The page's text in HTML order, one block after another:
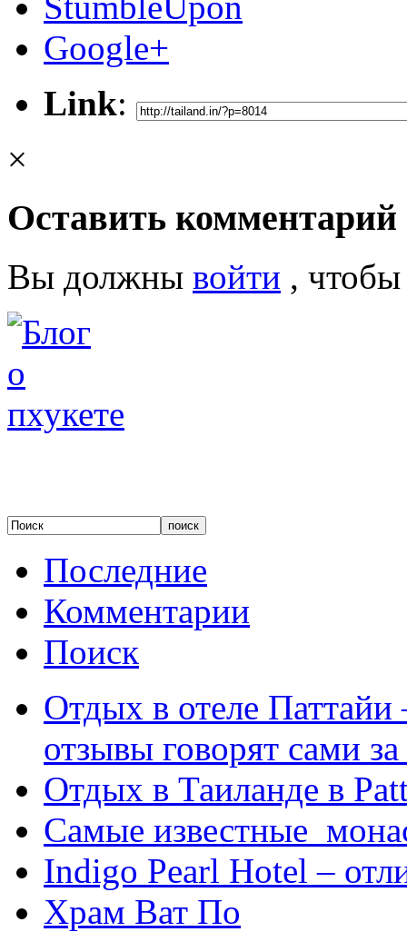
Google+
Link:
×
Оставить комментарий
Вы должны войти ,
Последние
Комментарии
Поиск
Отдых в отеле
отзывы говорят сами за
Отдых в Таиланде в
Самые известные
Indigo Pearl Hotel –
Храм Ват По